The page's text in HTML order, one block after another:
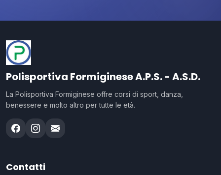
Polisportiva Formiginese A.P.S. - A.S.D.
La Polisportiva Formiginese offre corsi di sport, danza,
benessere e molto altro per tutte le età.
Contatti